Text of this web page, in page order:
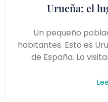
Urueña: el
Un pequeño
habitantes. Esto es
de España. Lo